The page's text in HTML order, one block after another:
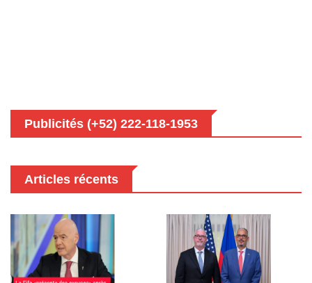
Publicités (+52) 222-118-1953
Articles récents